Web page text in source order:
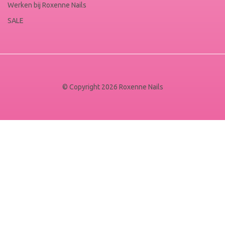
Werken bij Roxenne Nails
SALE
© Copyright 2026 Roxenne Nails